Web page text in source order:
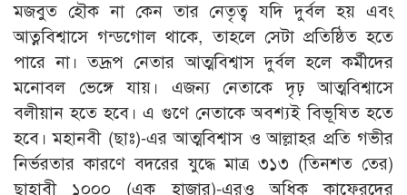
মজবুত হৌক না কেন তার নেতৃত্ব যদি দুর্বল হয় এবং
আত্নবিশ্বাসে গন্ডগোল থাকে, তাহলে সেটা প্রতিষ্ঠিত হতে
পারে না। তদ্রূপ নেতার আত্মবিশ্বাস দুর্বল হলে কর্মীদের
মনোবল ভেঙ্গে যায়। এজন্য নেতাকে দৃঢ় আত্মবিশ্বাসে
বলীয়ান হতে হবে। এ গুণে নেতাকে অবশ্যই বিভূষিত হতে
হবে। মহানবী (ছাঃ)-এর আত্মবিশ্বাস ও আল্লাহর প্রতি গভীর
নির্ভরতার কারণে বদরের যুদ্ধে মাত্র ৩১৩ (তিনশত তের)
ছাহাবী ১০০০ (এক হাজার)-এরও অধিক কাফেরদের